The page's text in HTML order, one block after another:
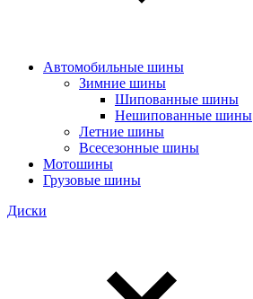
Автомобильные шины
Зимние шины
Шипованные шины
Нешипованные шины
Летние шины
Всесезонные шины
Мотошины
Грузовые шины
Диски